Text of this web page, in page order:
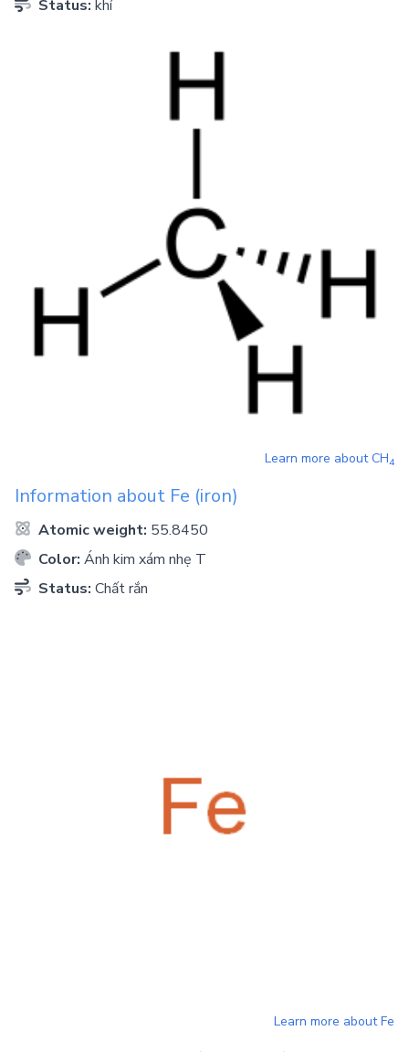
Status: khí
Learn more aboutCH4
Information about Fe (iron)
Atomic weight: 55.8450
Color: Ánh kim xám nhẹ T
Status: Chất rắn
Learn more aboutFe